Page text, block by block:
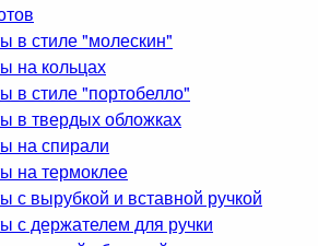
в стиле "молескин"
на кольцах
в стиле "портобелло"
в твердых обложках
на спирали
на термоклее
с вырубкой и вставной ручкой
с держателем для ручки